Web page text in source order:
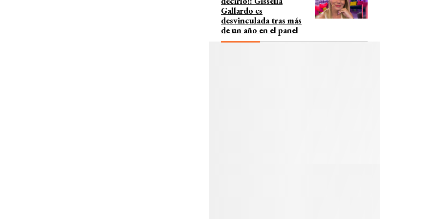
Gallardo es
desvinculada tras más
de un año en el panel